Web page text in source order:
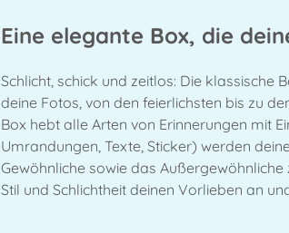
Eine elegante Box, die
Schlicht, schick und zeitlos: Die klassische
deine Fotos, von den feierlichsten bis zu
Box hebt alle Arten von Erinnerungen mit
Umrandungen, Texte, Sticker) werden
Gewöhnliche sowie das
Stil und Schlichtheit deinen Vorlieben an